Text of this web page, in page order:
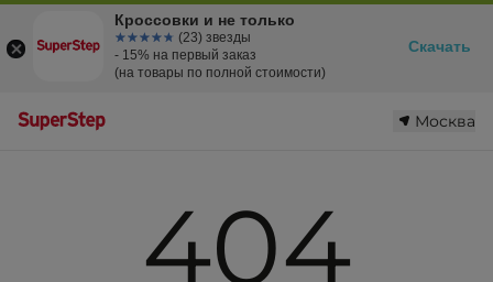
Москва
404
Кроссовки и не только
☆☆☆☆☆
★★★★★ (23) звезды
- 15% на первый заказ
(на товары по полной стоимости)
Скачать